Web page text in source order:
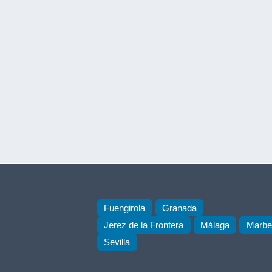
Fuengirola
Granada
Jerez de la Frontera
Málaga
Sevilla